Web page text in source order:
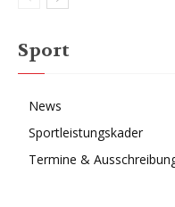
Sport
News
Sportleistungskader
Termine &